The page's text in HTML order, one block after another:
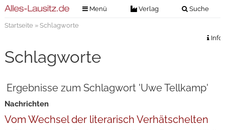
Menü Verlag Suche
Verlag
Kontakt
Anzeigenannahme
Startseite» Schlagworte
Info
Schlagworte
Ergebnisse zum Schlagwort 'Uwe Tellkamp'
Nachrichten
Vom Wechsel der literarisch Verhätschelten